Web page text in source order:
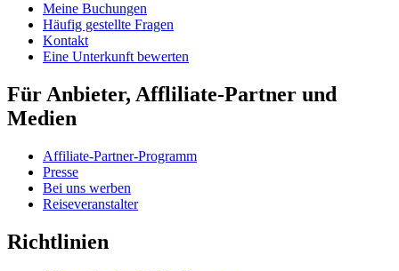
Meine Buchungen
Häufig gestellte Fragen
Kontakt
Eine Unterkunft bewerten
Für Anbieter, Affliliate-Partner und
Medien
Affiliate-Partner-Programm
Presse
Bei uns werben
Reiseveranstalter
Richtlinien